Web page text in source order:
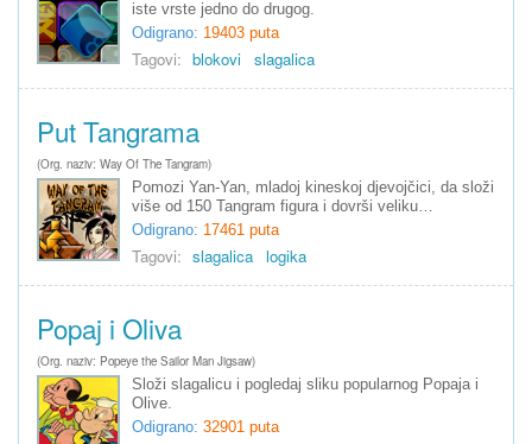
iste vrste jedno do drugog.
Odigrano: 19403 puta
Tagovi: blokovi slagalica
Put Tangrama
(Org. naziv: Way Of The Tangram)
Pomozi Yan-Yan, mladoj kineskoj djevojčici, da složi
više od 150 Tangram figura i dovrši veliku…
Odigrano: 17461 puta
Tagovi: slagalica logika
Popaj i Oliva
(Org. naziv: Popeye the Sailor Man Jigsaw)
Složi slagalicu i pogledaj sliku popularnog Popaja i
Olive.
Odigrano: 32901 puta